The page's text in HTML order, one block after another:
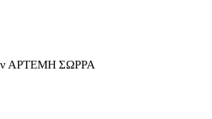
ΑΡΤΕΜΗ ΣΩΡΡΑ